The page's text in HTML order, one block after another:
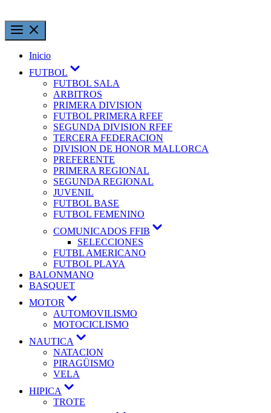
Inicio
FUTBOL
FUTBOL SALA
ARBITROS
PRIMERA DIVISION
FUTBOL PRIMERA RFEF
SEGUNDA DIVISION RFEF
TERCERA FEDERACION
DIVISION DE HONOR MALLORCA
PREFERENTE
PRIMERA REGIONAL
SEGUNDA REGIONAL
JUVENIL
FUTBOL BASE
FUTBOL FEMENINO
COMUNICADOS FFIB
SELECCIONES
FUTBL AMERICANO
FUTBOL PLAYA
BALONMANO
BASQUET
MOTOR
AUTOMOVILISMO
MOTOCICLISMO
NAUTICA
NATACION
PIRAGÜISMO
VELA
HIPICA
TROTE